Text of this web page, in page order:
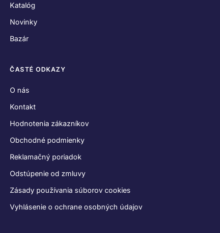
Katalóg
Novinky
Bazár
ČASTÉ ODKAZY
O nás
Kontakt
Hodnotenia zákazníkov
Obchodné podmienky
Reklamačný poriadok
Odstúpenie od zmluvy
Zásady používania súborov cookies
Vyhlásenie o ochrane osobných údajov